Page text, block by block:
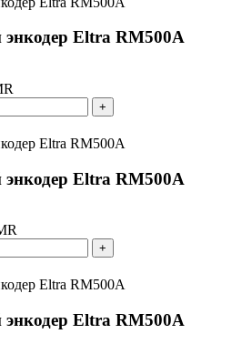
Eltra RM500A
+
Eltra RM500A
+
Eltra RM500A